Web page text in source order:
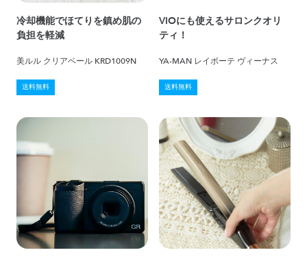
冷却機能でほてりを鎮め肌の
負担を軽減
美ルル クリアベール KRD1009N
送料無料
VIOにも使えるサロンクオリ
ティ！
YA-MAN レイボーテ ヴィーナス
送料無料